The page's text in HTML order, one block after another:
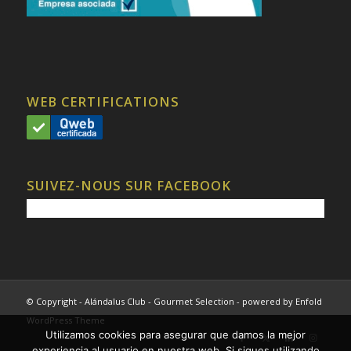
WEB CERTIFICATIONS
SUIVEZ-NOUS SUR FACEBOOK
© Copyright - Alándalus Club - Gourmet Selection - powered by Enfold
WordPress Theme
Utilizamos cookies para asegurar que damos la mejor